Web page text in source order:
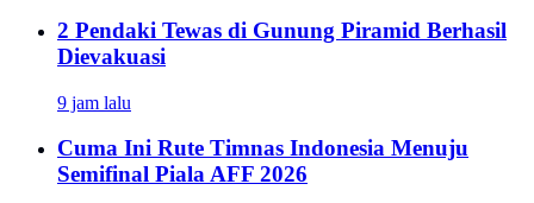
2 Pendaki Tewas di Gunung Piramid Berhasil
Dievakuasi
9 jam lalu
Cuma Ini Rute Timnas Indonesia Menuju
Semifinal Piala AFF 2026